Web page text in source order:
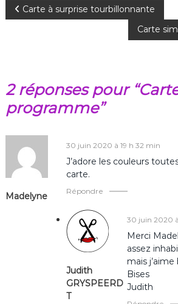
N
i
g
t
i
Carte à surprise tourbillonnante
Carte
2 réponses pour
programme”
Madelyne
30 juin 2020 à 19 h 32 min
J’adore les couleurs
carte.
Répondre
Judith
GRYSPEERD
T
30 juin 2020
Merci
assez
mais
Bises
Judith